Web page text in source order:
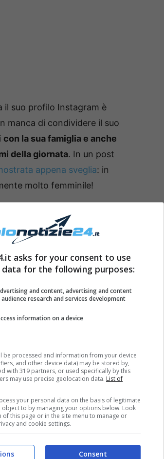
il suo profilo Instagram è
manca di condividere il suo
con la sua famiglia e anche
della giornata. In un post
appena sveglia: in
molto femminile!
un primo piano
likee commenti positivi, ma
mai di manifestarle la loro
sui social dove si rivela
asks for your consent to use
data for the following purposes:
and content, advertising and content
research and services development
information on a device
be processed and information from your device
and other device data) may be stored by,
with 319 partners, or used specifically by this
may use precise geolocation data. List of
your personal data on the basis of legitimate
object to by managing your options below. Look
this page or in the site menu to manage or
and cookie settings.
Consent